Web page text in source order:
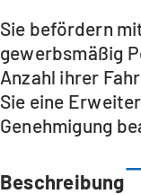
Sie befördern
gewerbsmäßig
Anzahl ihrer
Sie eine
Genehmigung
Beschreibung